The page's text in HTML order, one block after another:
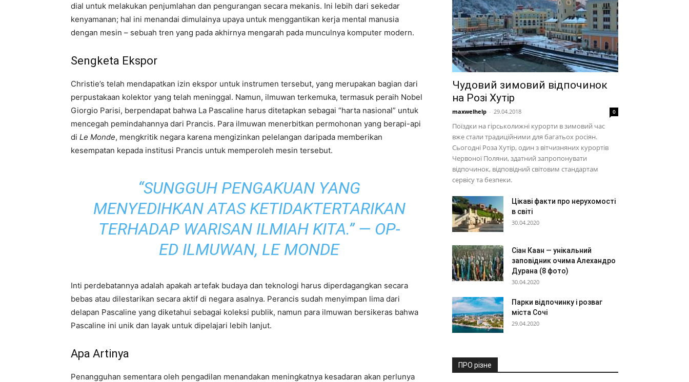
dial untuk melakukan penjumlahan dan pengurangan secara mekanis. Ini lebih dari sekedar
kenyamanan; hal ini menandai dimulainya upaya untuk menggantikan kerja mental manusia
dengan mesin – sebuah tren yang pada akhirnya mengarah pada munculnya komputer modern.
Sengketa Ekspor
Christie’s telah mendapatkan izin ekspor untuk instrumen tersebut, yang merupakan bagian dari
perpustakaan kolektor yang telah meninggal. Namun, ilmuwan terkemuka, termasuk peraih Nobel
Giorgio Parisi, berpendapat bahwa La Pascaline harus ditetapkan sebagai “harta nasional” untuk
mencegah pemindahannya dari Prancis. Para ilmuwan menerbitkan permohonan yang berapi-api
di Le Monde, mengkritik negara karena mengizinkan pelelangan daripada memberikan
kesempatan kepada institusi Prancis untuk memperoleh mesin tersebut.
“SUNGGUH PENGAKUAN YANG
MENYEDIHKAN ATAS KETIDAKTERTARIKAN
TERHADAP WARISAN ILMIAH KITA.” — OP-
ED ILMUWAN, LE MONDE
Inti perdebatannya adalah apakah artefak budaya dan teknologi harus diperdagangkan secara
bebas atau dilestarikan secara aktif di negara asalnya. Perancis sudah menyimpan lima dari
delapan Pascaline yang diketahui sebagai koleksi publik, namun para ilmuwan bersikeras bahwa
Pascaline ini unik dan layak untuk dipelajari lebih lanjut.
Apa Artinya
Penangguhan sementara oleh pengadilan menandakan meningkatnya kesadaran akan perlunya
Чудовий зимовий відпочинок
на Розі Хутір
maxwelhelp - 29.04.2018 0
Поїздки на гірськолижні курорти в зимовий час
вже стали традиційними для багатьох росіян.
Сьогодні Роза Хутір, один з вітчизняних курортів
Червоної Поляни, здатний запропонувати
відпочинок, відповідний світовим стандартам
сервісу та безпеки.
Цікаві факти про нерухомості
в світі
30.04.2020
Сіан Каан — унікальний
заповідник очима Алехандро
Дурана (8 фото)
30.04.2020
Парки відпочинку і розваг
міста Сочі
29.04.2020
ПРО різне